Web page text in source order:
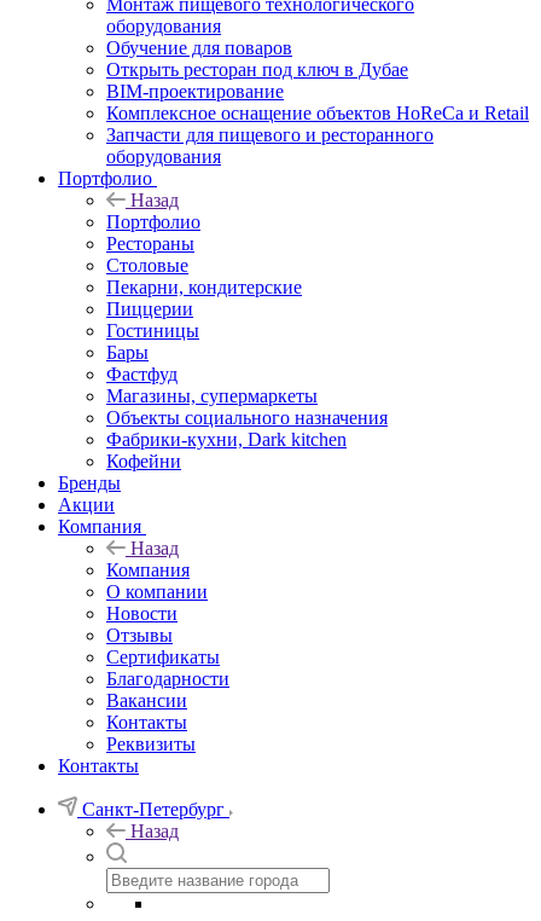
Монтаж пищевого технологического
оборудования
Обучение для поваров
Открыть ресторан под ключ в Дубае
BIM-проектирование
Комплексное оснащение объектов HoReCa и Retail
Запчасти для пищевого и ресторанного
оборудования
Портфолио
Назад
Портфолио
Рестораны
Столовые
Пекарни, кондитерские
Пиццерии
Гостиницы
Бары
Фастфуд
Магазины, супермаркеты
Объекты социального назначения
Фабрики-кухни, Dark kitchen
Кофейни
Бренды
Акции
Компания
Назад
Компания
О компании
Новости
Отзывы
Сертификаты
Благодарности
Вакансии
Контакты
Реквизиты
Контакты
Санкт-Петербург
Назад